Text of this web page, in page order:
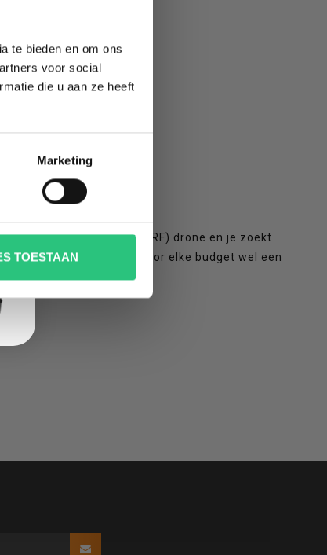
te bieden en om ons
voor social
die u aan ze heeft
Marketing
TOESTAAN
Almost Ready to Fly (ARF) drone en je zoekt
een aantal types en voor elke budget wel een